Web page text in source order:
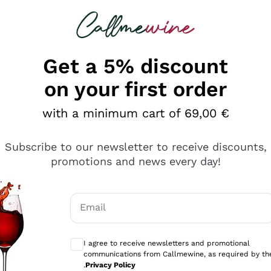
looking for
diversi e con un ampio range di prezzo. Le
Get a 5% discount
on your first order
with a minimum cart of 69,00 €
Subscribe to our newsletter to receive discounts,
promotions and news every day!
Email
I agree to receive newsletters and promotional
communications from Callmewine, as required by
.Privacy Policy